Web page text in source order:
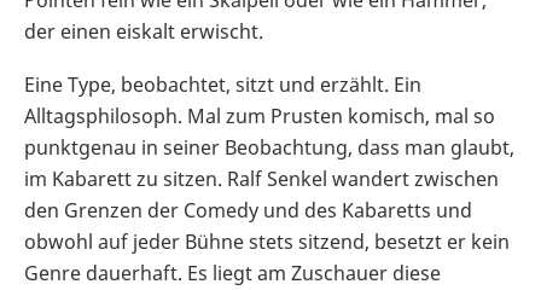
der einen eiskalt erwischt.
Eine Type, beobachtet, sitzt und erzählt. Ein
Alltagsphilosoph. Mal zum Prusten komisch, mal so
punktgenau in seiner Beobachtung, dass man glaubt,
im Kabarett zu sitzen. Ralf Senkel wandert zwischen
den Grenzen der Comedy und des Kabaretts und
obwohl auf jeder Bühne stets sitzend, besetzt er kein
Genre dauerhaft. Es liegt am Zuschauer diese